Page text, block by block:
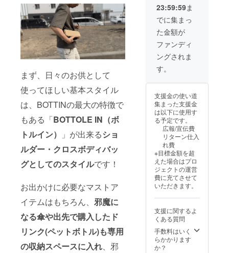
まず、日々のお供として
使ってほしい基本スタイル
は、BOTTINの最大の特徴で
もある「BOTTOLE IN（ボ
トルイン）
」が出来るショ
ルダー・クロスボディバッ
グとしてのスタイルです！
お出かけに必要なマストア
イテムはもちろん、 邪魔に
なる傘や出先で購入したド
リンク(ペットボトル)も専用
の収納スペースに入れ、邪
合等に
より出
荷時期
が遅れ
る場合
があり
ます。
得！ ※
デザイ
ン・仕
様は変
更にな
る可能
性もご
了承く
い。 ※
ご注文
状況、
使用部
材の供
給状
造工程
上の都
合等に
より出
荷時期
が遅れ
があり
ます。
23:59:59ま
でに集まっ
た金額が
ファンディ
ングされま
す。
支援金の使い道
集まった支援金
は以下に使用す
る予定です。
広報/宣伝費
リターン仕入
れ費
※目標金額を超
えた場合はプロ
ジェクトの運営
費に充てさせて
いただきます。
支援に関するよ
くある質問
手数料はいく
らかかります
か？